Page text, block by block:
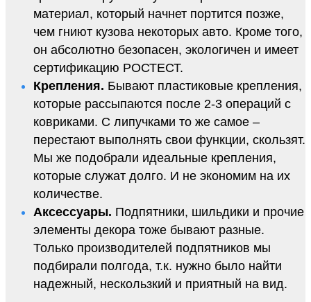
материал, который начнет портится позже,
чем гниют кузова некоторых авто. Кроме того,
он абсолютно безопасен, экологичен и имеет
сертификацию РОСТЕСТ.
Крепления. Бывают пластиковые крепления,
которые рассыпаются после 2-3 операций с
ковриками. С липучками то же самое –
перестают выполнять свои функции, скользят.
Мы же подобрали идеальные крепления,
которые служат долго. И не экономим на их
количестве.
Аксессуары. Подпятники, шильдики и прочие
элементы декора тоже бывают разные.
Только производителей подпятников мы
подбирали полгода, т.к. нужно было найти
надежный, нескользкий и приятный на вид.